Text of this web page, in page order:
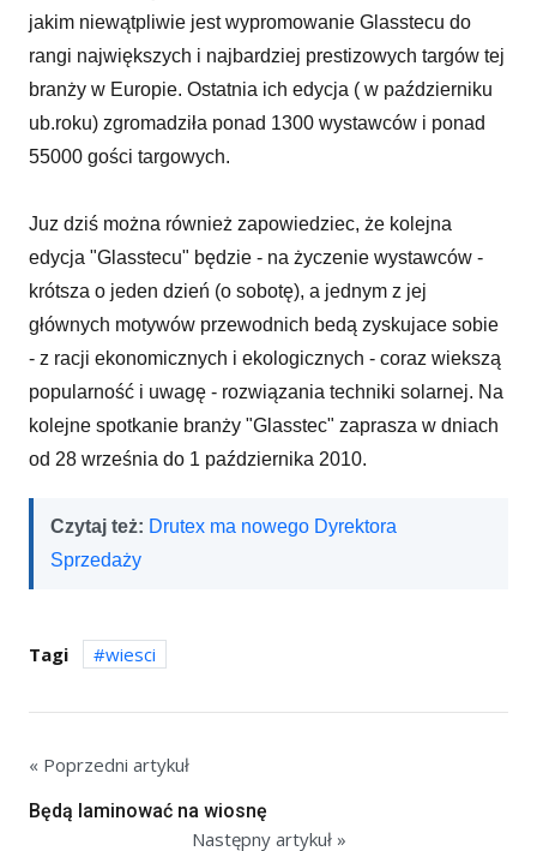
jakim niewątpliwie jest wypromowanie Glasstecu do
rangi największych i najbardziej prestizowych targów tej
branży w Europie. Ostatnia ich edycja ( w październiku
ub.roku) zgromadziła ponad 1300 wystawców i ponad
55000 gości targowych.
Juz dziś można również zapowiedziec, że kolejna
edycja "Glasstecu" będzie - na życzenie wystawców -
krótsza o jeden dzień (o sobotę), a jednym z jej
głównych motywów przewodnich bedą zyskujace sobie
- z racji ekonomicznych i ekologicznych - coraz wiekszą
popularność i uwagę - rozwiązania techniki solarnej. Na
kolejne spotkanie branży "Glasstec" zaprasza w dniach
od 28 września do 1 października 2010.
Czytaj też: Drutex ma nowego Dyrektora
Sprzedaży
Tagi wiesci
« Poprzedni artykuł
Będą laminować na wiosnę
Następny artykuł »